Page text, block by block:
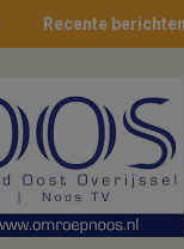
Recente berichten